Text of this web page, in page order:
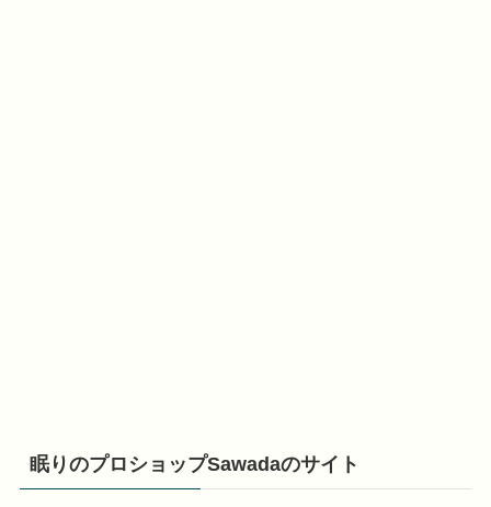
眠りのプロショップSawadaのサイト